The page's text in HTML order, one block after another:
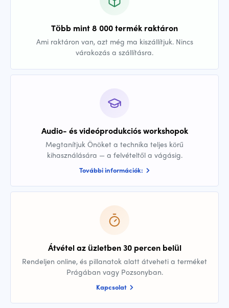
Több mint 8 000 termék raktáron
Ami raktáron van, azt még ma kiszállítjuk. Nincs
várakozás a szállításra.
Audio- és videóprodukciós workshopok
Megtanítjuk Önöket a technika teljes körű
kihasználására — a felvételtől a vágásig.
További információk:
Átvétel az üzletben 30 percen belül
Rendeljen online, és pillanatok alatt átveheti a terméket
Prágában vagy Pozsonyban.
Kapcsolat